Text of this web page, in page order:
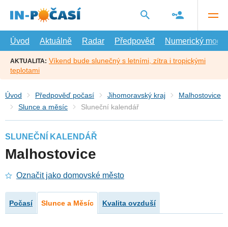
hlavní
Úvod
Aktuálně Radar Předpověď Numerický model
AKTUALITA: Víkend bude slunečný s letními, zítra i tropickými
teplotami
Úvod Předpověď počasí Jihomoravský kraj
Malhostovice
Slunce a měsíc
Sluneční kalendář
SLUNEČNÍ KALENDÁŘ
Malhostovice
Označit jako domovské město
Počasí Slunce a Měsíc Kvalita ovzduší